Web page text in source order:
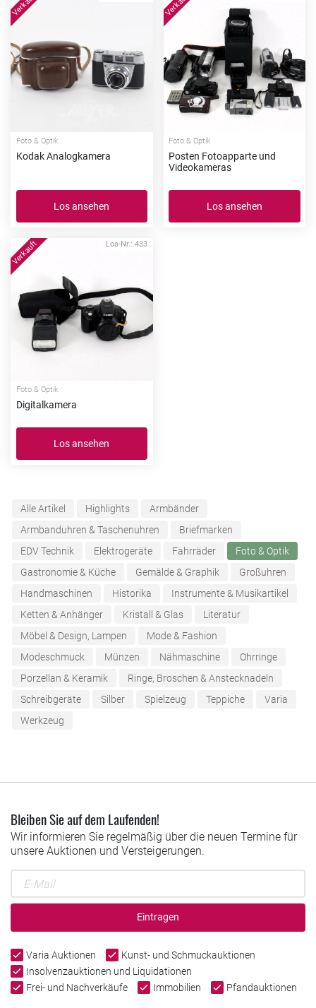
Foto & Optik
Kodak Analogkamera
Los ansehen
Foto & Optik
Posten Fotoapparte und
Videokameras
Los ansehen
Los-Nr.: 433
Foto & Optik
Digitalkamera
Los ansehen
Alle Artikel Highlights
Armbänder
Armbanduhren & Taschenuhren
Briefmarken
EDV Technik
Elektrogeräte Fahrräder
Foto & Optik
Gastronomie & Küche
Gemälde & Graphik
Großuhren
Handmaschinen
Historika
Instrumente & Musikartikel
Ketten & Anhänger
Kristall & Glas
Literatur
Möbel & Design, Lampen
Mode & Fashion
Modeschmuck
Münzen Nähmaschine
Ohrringe
Porzellan & Keramik
Ringe, Broschen & Anstecknadeln
Schreibgeräte
Silber Spielzeug Teppiche
Varia
Werkzeug
Bleiben Sie auf dem Laufenden!
Wir informieren Sie regelmäßig über die neuen Termine für
unsere Auktionen und Versteigerungen.
Eintragen
Varia Auktionen
Kunst- und Schmuckauktionen
Insolvenzauktionen und Liquidationen
Frei- und Nachverkäufe
Immobilien Pfandauktionen